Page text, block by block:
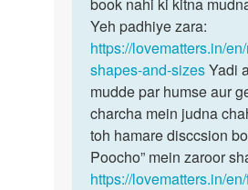
utezna
ki
by
Asif
ek
apna
Yeh padhiye zara:
https://lovematters.in/
shapes-and-sizesYadi
mudde par humse aur
charcha mein judna
toh hamare disccsion
Poocho” mein zaroor
https://lovematters.in/